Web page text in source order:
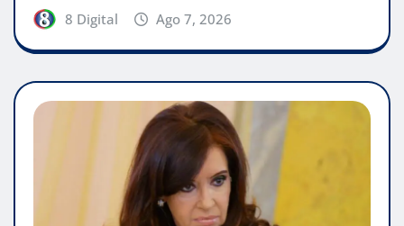
8 Digital Ago 7, 2026